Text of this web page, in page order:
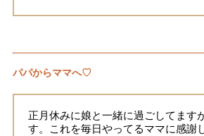
パパからママへ♡
正月休みに娘と一緒に過ごしてます
す。これを毎日やってるママに感謝